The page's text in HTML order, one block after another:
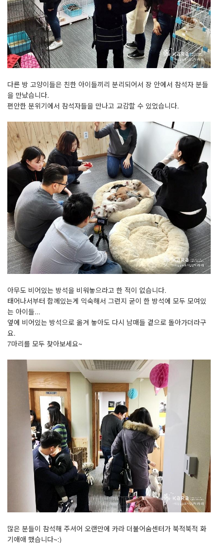
다른 방 고양이들은 친한 아이들끼리 분리되어서 장 안에서 참석자 분들
을 만났습니다.
편안한 분위기에서 참석자들을 만나고 교감할 수 있었습니다.
아무도 비어있는 방석을 비워놓으라고 한 적이 없습니다.
태어나서부터 함께있는게 익숙해서 그런지 굳이 한 방석에 모두 모여있
는 아이들...
옆에 비어있는 방석으로 옮겨 놓아도 다시 남매들 곁으로 돌아가더라구
요.
7마리를 모두 찾아보세요~
많은 분들이 참석해 주셔어 오랜만에 카라 더불어숨센터가 북적북적 화
기애애 했습니다~:)